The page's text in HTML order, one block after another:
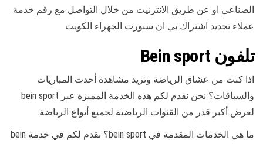
الصناعي او عن طريق الانترنيت من خلال التواصل مع رقم خدمة
عملاء تجديد اشتراك بي ان سبورت الجهراء الكويت
تلفون Bein sport
اذا كنت من عشاق الرياضة وتريد مشاهدة أحدث المباريات
والسباقات؟ نحن نقدم لكم هذه الخدمة المميزة عبر bein sport
لعرض أكبر قدر من القنوات الرياضية لجميع أنواع الرياضة.
ما هي الخدمات المقدمة في bein sport؟ نقدم لكم في خدمة bein